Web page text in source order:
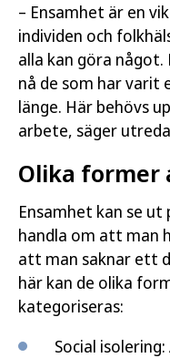
– Ensamhet är en
individen och
alla kan göra
nå de som har varit
länge. Här behövs
arbete, säger
Olika former
Ensamhet kan se
handla om att man
att man saknar ett
här kan de olika
kategoriseras:
Social